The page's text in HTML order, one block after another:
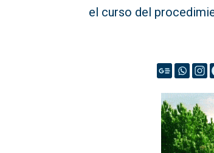
el curso del